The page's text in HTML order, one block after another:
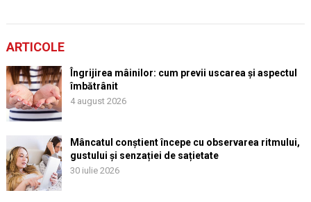
ARTICOLE
Îngrijirea mâinilor: cum previi uscarea și aspectul
îmbătrânit
4 august 2026
Mâncatul conștient începe cu observarea ritmului,
gustului și senzației de sațietate
30 iulie 2026